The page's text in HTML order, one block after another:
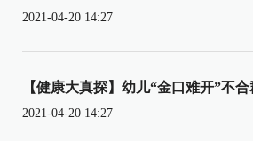
2021-04-20 14:27
【健康大真探】幼儿“金口难开”不
2021-04-20 14:27